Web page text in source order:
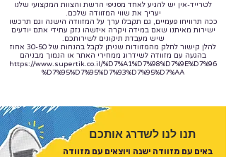
לטרייד-אין יש להגיע לאחד מסניפי הרשת והצוות המקצועי שלנו
יעריך את שווי המזוודה שלכם.
ככה תרוויחו פעמיים, גם תקבלו ערך על המזוודה הישנה וגם תרכשו
ישירות מאיתנו שאם במידה ויקרה איזשהו נזק עתידי אתם יודעים
שיש מעבדת תיקונים לשירותכם.
להלן קישור לחלק מהמזוודות שניתן לקבל בהנחות של 30-50 אחוז
בהגעה עם מזוודה לשידרוג ממחירי האתר או הנמוך מבניהם
https://www.supertik.co.il/%D7%A1%D7%98%D7%9E%D7%96
%D7%95%D7%95%D7%93%D7%95%D7%AA
תנו לנו לשדרג אותכם
באים עם מזוודה ישנה ויוצאים עם מזוודה